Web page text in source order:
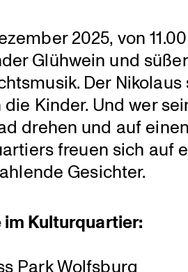
2025, von
Glühwein und
Der
die Kinder. Und wer
drehen und auf
freuen sich auf
Gesichter.
Kultur­quar­tier:
Park Wolfsburg